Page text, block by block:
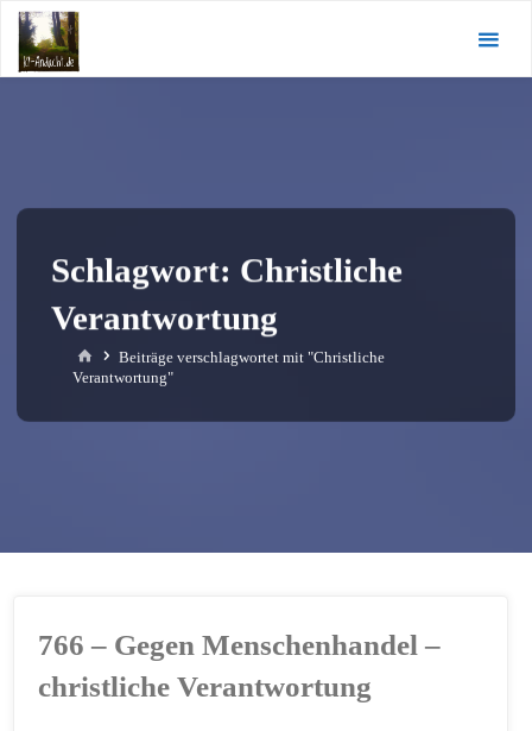
Zum
Inhalt
springen
Schlagwort: Christliche
Verantwortung
StartBeiträge verschlagwortet mit "Christliche
Verantwortung"
766 – Gegen Menschenhandel –
christliche Verantwortung